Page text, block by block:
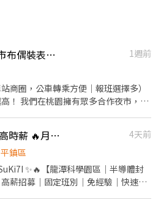
👍 【中壢觀光夜市】夜市布偶裝表演｜時薪196｜自主報班・無經驗可
1週前
商圈，公車轉乘方便｜報班選擇多）
！ 我們在桃園擁有眾多合作夜市，您
圈或適合演出的地點，歡迎主動洽
，讓您在最熟悉、最方便的地方工
👍 ❤️💰日領全薪2700🔥高時薪 🔥月休 15天🔥休假多多🔥表現良好可轉正
4天前
鎮區
✨🔥【龍潭科學園區｜半導體封
薪招募｜固定班別｜免經驗｜快速上